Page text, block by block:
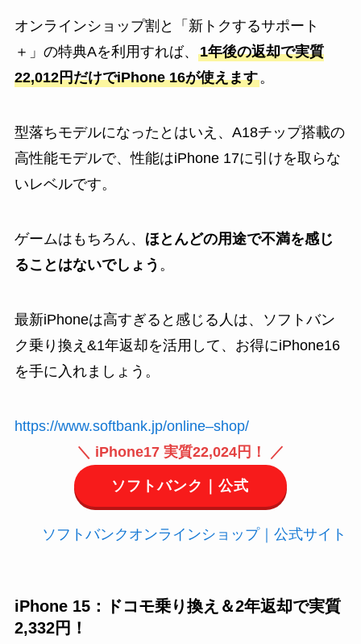
オンラインショップ割と「新トクするサポート
＋」の特典Aを利用すれば、 1年後の返却で実質
22,012円だけでiPhone 16が使えます。
型落ちモデルになったとはいえ、A18チップ搭載の
高性能モデルで、性能はiPhone 17に引けを取らな
いレベルです。
ゲームはもちろん、 ほとんどの用途で不満を感じ
ることはないでしょう 。
最新iPhoneは高すぎると感じる人は、ソフトバン
ク乗り換え&1年返却を活用して、お得にiPhone16
を手に入れましょう。
https://www.softbank.jp/online–shop/
＼ iPhone17 実質22,024円！ ／
ソフトバンク｜公式
ソフトバンクオンラインショップ｜公式サイト
iPhone 15：ドコモ乗り換え＆2年返却で実質
2,332円！